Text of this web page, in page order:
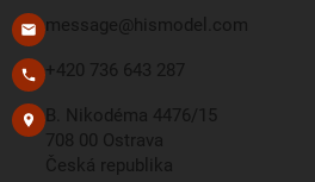
message@hismodel.com
+420 736 643 287
B. Nikodéma 4476/15
708 00 Ostrava
Česká republika